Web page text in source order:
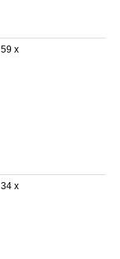
59 x
34 x